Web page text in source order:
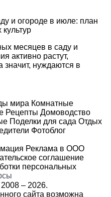
и огороде в июле: план
месяцев в саду и
активно растут,
нуждаются в
мира Комнатные
Рецепты Домоводство
Поделки для сада Отдых
Фотоблог
Реклама в ООО
соглашение
персональных
– 2026.
сайта возможна